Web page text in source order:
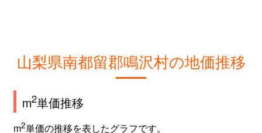
山梨県南都留郡鳴沢村の地価推移
m2単価推移
m2単価の推移を表したグラフです。